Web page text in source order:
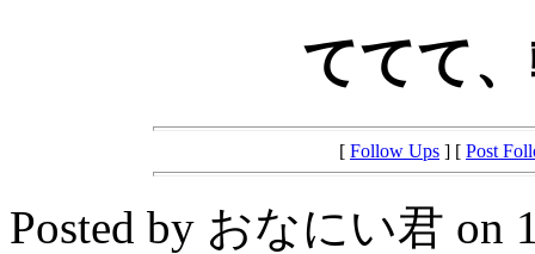
ててて
[ Follow Ups ] [ Post
Posted by おなにい君 on